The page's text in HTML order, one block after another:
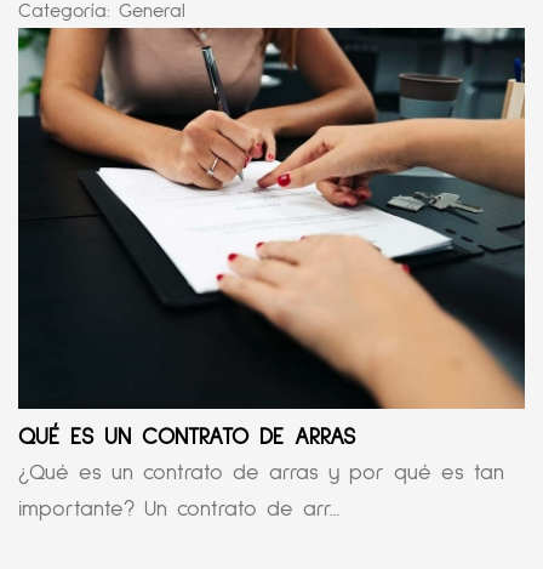
Categoría: General
QUÉ ES UN CONTRATO DE ARRAS
¿Qué es un contrato de arras y por qué es tan
importante? Un contrato de arr...